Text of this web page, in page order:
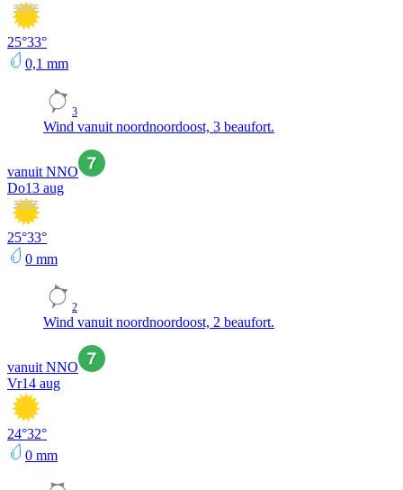
25°33°
0,1 mm
3
Wind vanuit noordnoordoost, 3 beaufort.
vanuit NNO
Do13 aug
25°33°
0 mm
2
Wind vanuit noordnoordoost, 2 beaufort.
vanuit NNO
Vr14 aug
24°32°
0 mm